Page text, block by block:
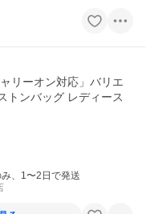
リーオン対応」バリエ
トンバッグ レディース
、1〜2日で発送